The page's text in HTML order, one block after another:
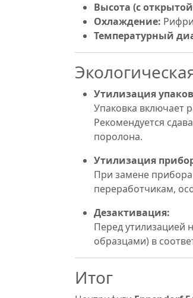
Высота (с
Охлаждение:
Температурный
Утилизация
Упаковка включает
Рекомендуется
поролона.
Утилизация
При замене
переработчикам,
Дезактивация:
Перед утилизацией
образцами) в
Итог